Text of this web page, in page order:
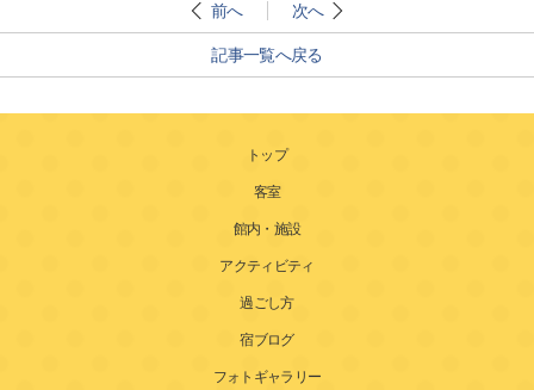
前へ 次へ
記事一覧へ戻る
トップ
客室
館内・施設
アクティビティ
過ごし方
宿ブログ
フォトギャラリー